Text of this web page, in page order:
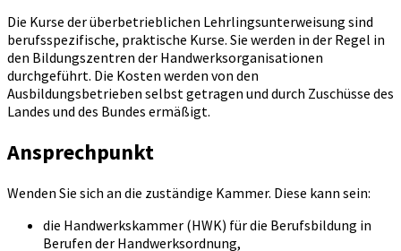
Die Kurse der überbetrieblichen Lehrlingsunterweisung sind
berufsspezifische, praktische Kurse. Sie werden in der Regel in
den Bildungszentren der Handwerksorganisationen
durchgeführt. Die Kosten werden von den
Ausbildungsbetrieben selbst getragen und durch Zuschüsse des
Landes und des Bundes ermäßigt.
Ansprechpunkt
Wenden Sie sich an die zuständige Kammer. Diese kann sein:
die Handwerkskammer (HWK) für die Berufsbildung in
Berufen der Handwerksordnung,